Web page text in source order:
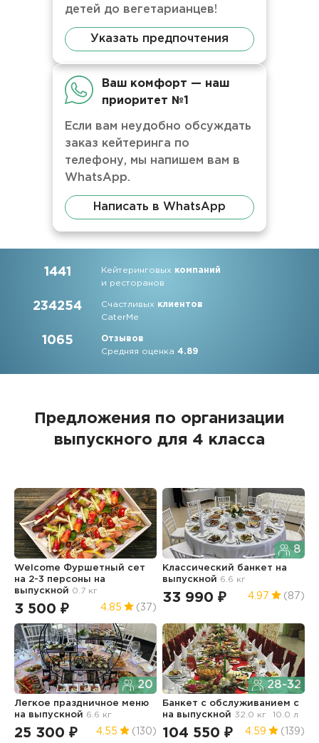
детей до вегетарианцев!
Указать предпочтения
Ваш комфорт — наш
приоритет №1
Если вам неудобно обсуждать
заказ кейтеринга по
телефону, мы напишем вам в
WhatsApp.
Написать в WhatsApp
1441 Кейтеринговых компаний
и ресторанов
234254 Счастливых клиентов
CaterMe
1065
Отзывов
Средняя оценка4.89
Предложения по организации
выпускного для 4 класса
Welcome Фуршетный сет
на 2-3 персоны на
выпускной 0.7 кг
3 500 ₽ 4.85 (37)
8
Классический банкет на
выпускной 6.6 кг
33 990 ₽ 4.97 (87)
20
Легкое праздничное меню
на выпускной 6.6 кг
25 300 ₽ 4.55 (130)
28-32
Банкет с обслуживанием с
на выпускной 32.0 кг 10.0 л
104 550 ₽ 4.59 (139)